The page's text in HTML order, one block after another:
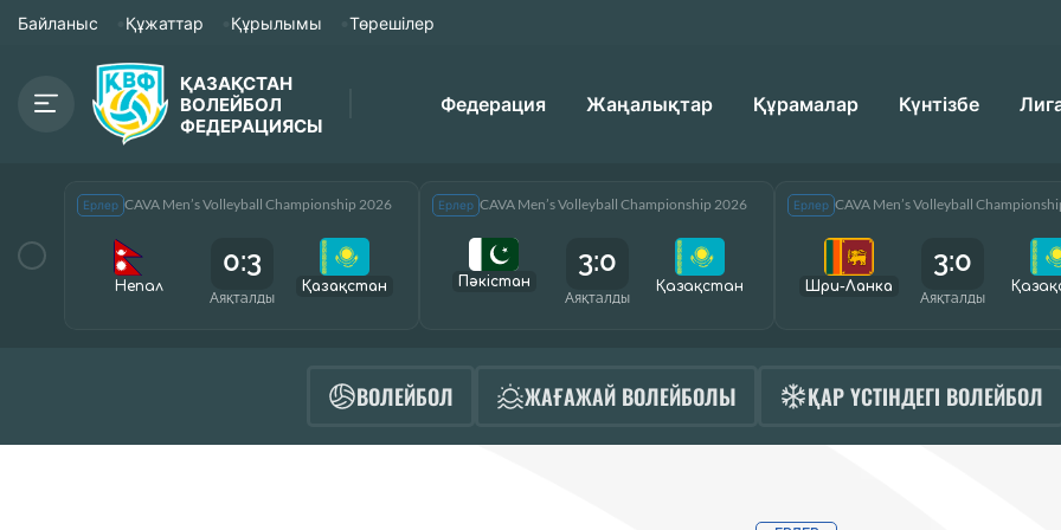
Байланыс Құжаттар Құрылымы Төрешілер
ҚАЗАҚСТАН
ВОЛЕЙБОЛ
ФЕДЕРАЦИЯСЫ
Федерация Жаңалықтар Құрамалар Күнтізбе
Ерлер CAVA Men’s Volleyball Championship 2026
Непал
0:3
Аяқталды
Қазақcтан
Ерлер CAVA Men’s Volleyball Championship 2026
Пәкістан
3:0
Аяқталды
Қазақcтан
Ерлер CAVA Men’s Volleyball
Шри-Ланка
3:0
Аяқталды
ВОЛЕЙБОЛ ЖАҒАЖАЙ ВОЛЕЙБОЛЫ ҚАР ҮСТІНДЕГІ ВОЛЕЙБОЛ